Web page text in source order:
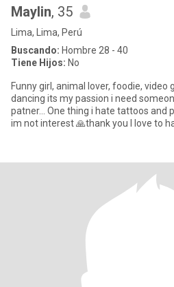
Maylin, 35
Lima, Lima, Perú
Buscando: Hombre 28 - 40
Tiene Hijos: No
Funny girl, animal lover, foodie, video gamer, love cooking.... I love
dancing its my passion i need
patner... One thing i hate tattoos and
im not interest 🙏thank you I love to